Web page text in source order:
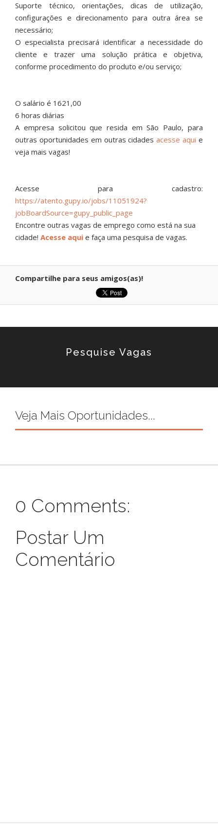
Suporte técnico, orientações, dicas de utilização,
configurações e direcionamento para outra área se
necessário;
O especialista precisará identificar a necessidade do
cliente e trazer uma solução prática e objetiva,
conforme procedimento do produto e/ou serviço;
O salário é 1621,00
6 horas diárias
A empresa solicitou que resida em São Paulo, para
outras oportunidades em outras cidadesacesse aqui e
veja mais vagas!
Acesse para cadastro:
https://atento.gupy.io/jobs/11051924?
jobBoardSource=gupy_public_page
Encontre outras vagas de emprego como está na sua
cidade!Acesse aqui e faça uma pesquisa de vagas.
Compartilhe para seus amigos(as)!
Pesquise Vagas
Veja Mais Oportunidades...
0 Comments:
Postar Um
Comentário